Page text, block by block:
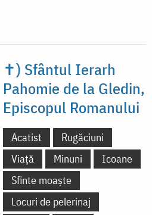
✝) Sfântul Ierarh
Pahomie de la Gledin,
Episcopul Romanului
Acatist
Rugăciuni
Viață
Minuni
Icoane
Sfinte moaște
Locuri de pelerinaj